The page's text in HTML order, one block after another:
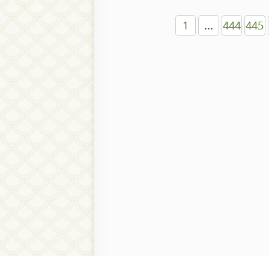
1 ... 444 445